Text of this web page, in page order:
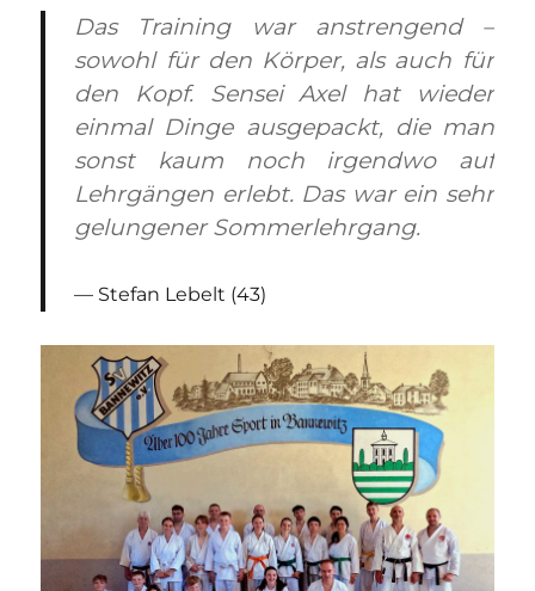
Das Training war anstrengend –
sowohl für den Körper, als auch für
den Kopf. Sensei Axel hat wieder
einmal Dinge ausgepackt, die man
sonst kaum noch irgendwo auf
Lehrgängen erlebt. Das war ein sehr
gelungener Sommerlehrgang.
Stefan Lebelt (43)